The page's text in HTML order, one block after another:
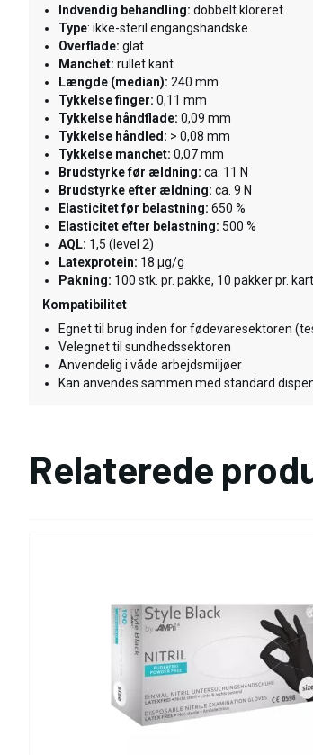
Indvendig behandling: dobbelt kloreret
Type: ikke-steril engangshandske
Overflade: glat
Manchet: rullet kant
Længde (median): 240 mm
Tykkelse finger: 0,11 mm
Tykkelse håndflade: 0,09 mm
Tykkelse håndled: > 0,08 mm
Tykkelse manchet: 0,07 mm
Brudstyrke før ældning: ca. 11 N
Brudstyrke efter ældning: ca. 9 N
Elasticitet før belastning: 650 %
Elasticitet efter belastning: 500 %
AQL: 1,5 (level 2)
Latexprotein: 18 µg/g
Pakning: 100 stk. pr. pakke, 10 pakker pr.
Kompatibilitet
Egnet til brug inden for fødevaresektoren
Velegnet til sundhedssektoren
Anvendelig i våde arbejdsmiljøer
Kan anvendes sammen med standard
Relaterede